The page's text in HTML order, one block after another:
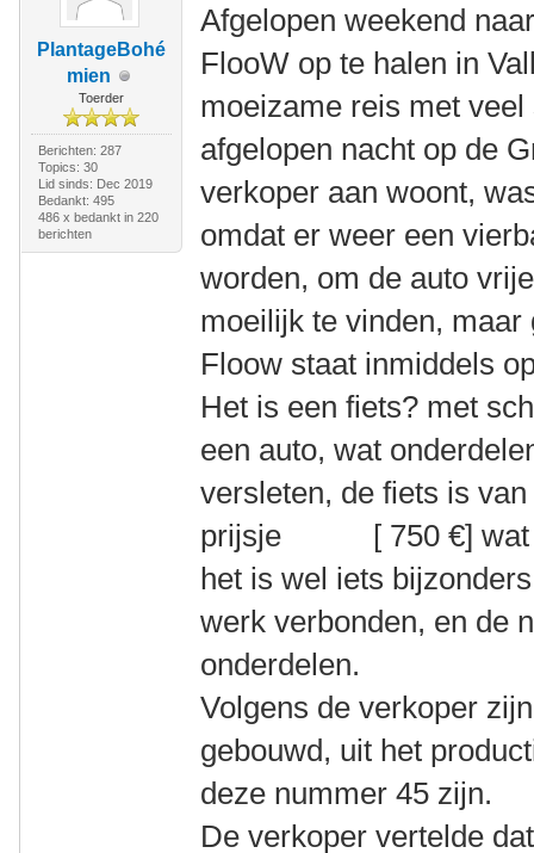
PlantageBohé
mien
Toerder
Berichten: 287
Topics: 30
Lid sinds: Dec 2019
Bedankt: 495
486 x bedankt in 220
berichten
Afgelopen weekend
FlooW op te halen in
moeizame reis met
afgelopen nacht op de
verkoper aan woont,
omdat er weer een
worden, om de auto
moeilijk te vinden,
Floow staat inmiddels
Het is een fiets? met
een auto, wat
versleten, de fiets is
prijsje [ 750 €] wat
het is wel iets
werk verbonden, en de
onderdelen.
Volgens de verkoper
gebouwd, uit het
deze nummer 45 zijn.
De verkoper vertelde